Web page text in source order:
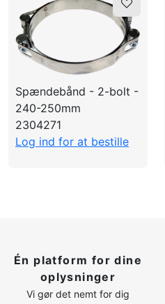
Spændebånd - 2-bolt -
240-250mm
2304271
Log ind for at bestille
Én platform for dine
oplysninger
Vi gør det nemt for dig